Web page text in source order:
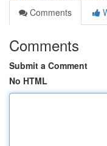
Comments
Comments
Submit a Comment
No HTML